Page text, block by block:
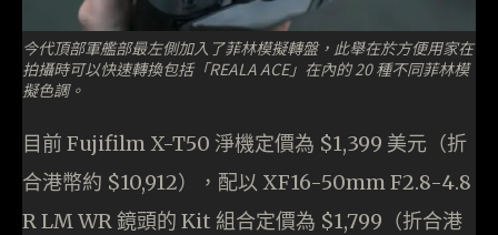
今代頂部軍艦部最左側加入了菲林模擬轉盤，此舉在於方便用家在
拍攝時可以快速轉換包括「REALA ACE」在內的 20 種不同菲林模
擬色調。
目前 Fujifilm X-T50 淨機定價為 $1,399 美元（折
合港幣約 $10,912），配以 XF16-50mm F2.8-4.8
R LM WR 鏡頭的 Kit 組合定價為 $1,799（折合港